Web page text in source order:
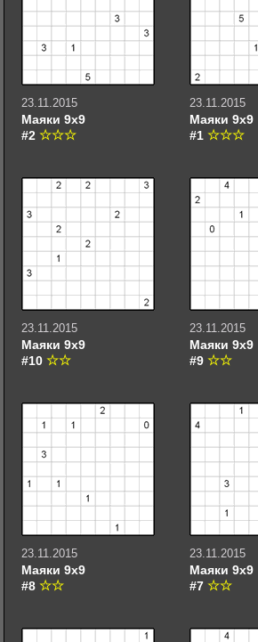
23.11.2015
Маяки 9х9
#2
23.11.2015
Маяки 9х9
#1
23.11.2015
Маяки 9х9
#10
23.11.2015
Маяки 9х9
#9
23.11.2015
Маяки 9х9
#8
23.11.2015
Маяки 9х9
#7